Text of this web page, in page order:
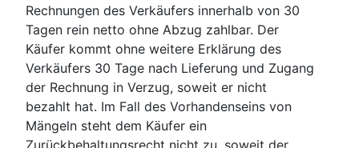
Rechnungen des Verkäufers innerhalb von 30
Tagen rein netto ohne Abzug zahlbar. Der
Käufer kommt ohne weitere Erklärung des
Verkäufers 30 Tage nach Lieferung und Zugang
der Rechnung in Verzug, soweit er nicht
bezahlt hat. Im Fall des Vorhandenseins von
Mängeln steht dem Käufer ein
Zurückbehaltungsrecht nicht zu, soweit der